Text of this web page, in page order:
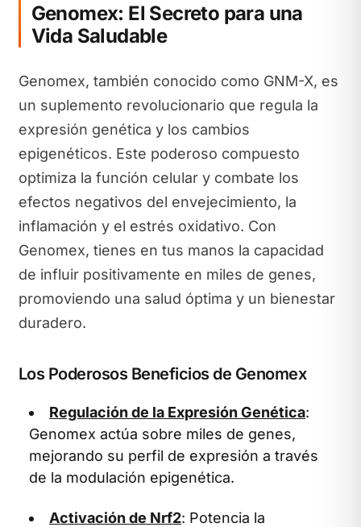
Genomex: El Secreto para una
Vida Saludable
Genomex, también conocido como GNM-X, es
un suplemento revolucionario que regula la
expresión genética y los cambios
epigenéticos. Este poderoso compuesto
optimiza la función celular y combate los
efectos negativos del envejecimiento, la
inflamación y el estrés oxidativo. Con
Genomex, tienes en tus manos la capacidad
de influir positivamente en miles de genes,
promoviendo una salud óptima y un bienestar
duradero.
Los Poderosos Beneficios de Genomex
Regulación de la Expresión Genética:
Genomex actúa sobre miles de genes,
mejorando su perfil de expresión a través
de la modulación epigenética.
Activación de Nrf2: Potencia la